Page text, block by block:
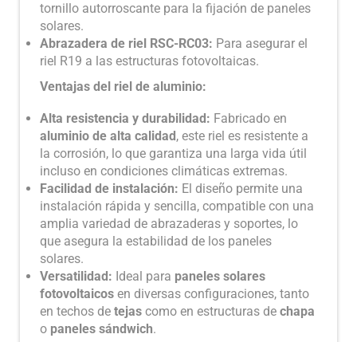
tornillo autorroscante para la fijación de paneles
solares.
Abrazadera de riel RSC-RC03: Para asegurar el
riel R19 a las estructuras fotovoltaicas.
Ventajas del riel de aluminio:
Alta resistencia y durabilidad: Fabricado en
aluminio de alta calidad, este riel es resistente a
la corrosión, lo que garantiza una larga vida útil
incluso en condiciones climáticas extremas.
Facilidad de instalación: El diseño permite una
instalación rápida y sencilla, compatible con una
amplia variedad de abrazaderas y soportes, lo
que asegura la estabilidad de los paneles
solares.
Versatilidad: Ideal para paneles solares
fotovoltaicos en diversas configuraciones, tanto
en techos de tejas como en estructuras de chapa
o paneles sándwich.